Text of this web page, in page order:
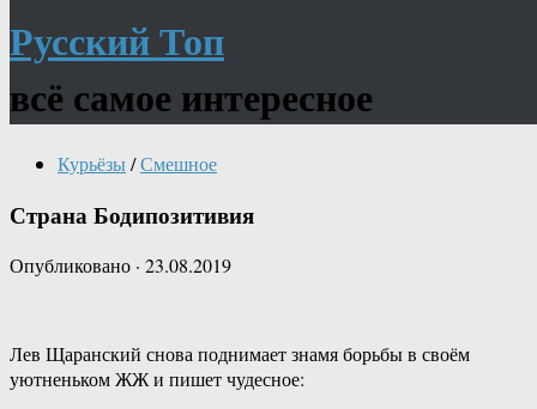
Русский Топ
всё самое интересное
Курьёзы/Смешное
Страна Бодипозитивия
Опубликовано · 23.08.2019
Лев Щаранский снова поднимает знамя борьбы в своём
уютненьком ЖЖ и пишет чудесное: